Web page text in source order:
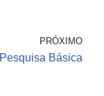
PRÓXIMO
Pesquisa Básica